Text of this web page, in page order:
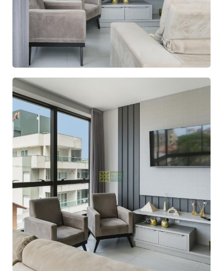
À VENDA